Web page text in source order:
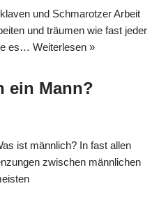
und Schmarotzer Arbeit
und träumen wie fast jeder
es… Weiterlesen »
ein Mann?
ist männlich? In fast allen
zwischen männlichen